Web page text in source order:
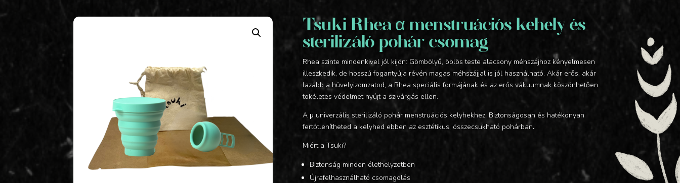
Tsuki Rhea α menstruációs kehely és
sterilizáló pohár csomag
Rhea szinte mindenkivel jól kijön: Gömbölyű, öblös teste alacsony méhszájhoz kényelmesen
illeszkedik, de hosszú fogantyúja révén magas méhszájjal is jól használható. Akár erős, akár
lazább a hüvelyizomzatod, a Rhea speciális formájának és az erős vákuumnak köszönhetően
tökéletes védelmet nyújt a szivárgás ellen.
A μ univerzális sterilizáló pohár menstruációs kelyhekhez. Biztonságosan és hatékonyan
fertőtlenítheted a kelyhed ebben az esztétikus, összecsukható pohárban.
Miért a Tsuki?
Biztonság minden élethelyzetben
Újrafelhasználható csomagolás